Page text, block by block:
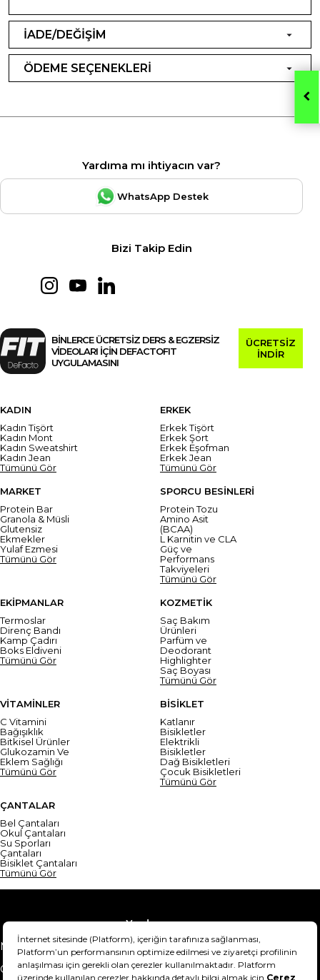
İADE/DEĞİŞİM
ÖDEME SEÇENEKLERİ
Yardıma mı ihtiyacın var?
WhatsApp Destek
Bizi Takip Edin
BİNLERCE ÜCRETSİZ DERS & EGZERSİZ
VİDEOLARI İÇİN DEFACTOFIT
UYGULAMASINI
ÜCRETSİZ
İNDİR
KADIN
Kadın Tişört
Kadın Mont
Kadın Sweatshirt
Kadın Jean
Tümünü Gör
ERKEK
Erkek Tişört
Erkek Şort
Erkek Eşofman
Erkek Jean
Tümünü Gör
MARKET
Protein Bar
Granola & Müsli
Glutensiz
Ekmekler
Yulaf Ezmesi
Tümünü Gör
SPORCU BESİNLERİ
Protein Tozu
Amino Asit
(BCAA)
L Karnitin ve CLA
Güç ve
Performans
Takviyeleri
Tümünü Gör
EKİPMANLAR
Termoslar
Direnç Bandı
Kamp Çadırı
Boks Eldiveni
Tümünü Gör
KOZMETİK
Saç Bakım
Ürünleri
Parfüm ve
Deodorant
Highlighter
Saç Boyası
Tümünü Gör
VİTAMİNLER
C Vitamini
Bağışıklık
Bitkisel Ürünler
Glukozamin Ve
Eklem Sağlığı
Tümünü Gör
BİSİKLET
Katlanır
Bisikletler
Elektrikli
Bisikletler
Dağ Bisikletleri
Çocuk Bisikletleri
Tümünü Gör
ÇANTALAR
Bel Çantaları
Okul Çantaları
Su Sporları
Çantaları
Bisiklet Çantaları
Tümünü Gör
Yardım
Mesafeli Satış Sözleşmesi
Teslimat Bilgisi
Gizlilik Sözleşmesi
Şartlar & Koşullar